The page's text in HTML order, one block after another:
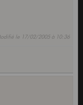
le 17/02/2005 à 10:36